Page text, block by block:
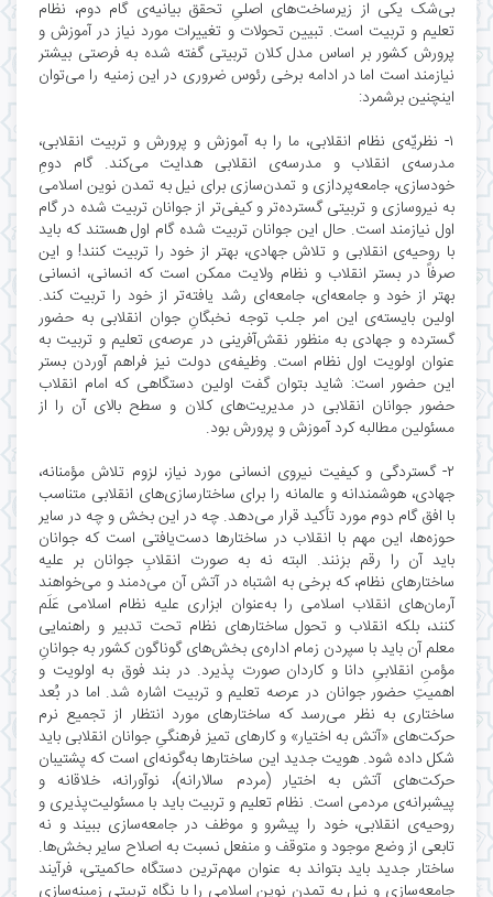
بی‌شک یکی از زیرساخت‌های اصلیِ تحقق بیانیه‌ی گام دوم، نظام
تعلیم و تربیت است. تبیین تحولات و تغییرات مورد نیاز در آموزش و
پرورش کشور بر اساس مدل کلان تربیتی گفته شده به فرصتی بیشتر
نیازمند است اما در ادامه برخی رئوس ضروری در این زمنیه را می‌توان
اینچنین برشمرد:
۱- نظریّه‌ی نظام انقلابی، ما را به آموزش و پرورش و تربیت انقلابی،
مدرسه‌ی انقلاب و مدرسه‌ی انقلابی هدایت می‌کند. گام دومِ
خودسازی، جامعه‌پردازی و تمدن‌سازی برای نیل به تمدن نوین اسلامی
به نیروسازی و تربیتی گسترده‌تر و کیفی‌تر از جوانان تربیت شده در گام
اول نیازمند است. حال این جوانان تربیت شده گام اول هستند که باید
با روحیه‌ی انقلابی و تلاش جهادی، بهتر از خود را تربیت کنند! و این
صرفاً در بستر انقلاب و نظام ولایت ممکن است که انسانی، انسانی
بهتر از خود و جامعه‌ای، جامعه‌ای رشد یافته‌تر از خود را تربیت کند.
اولین بایسته‌ی این امر جلب توجه نخبگانِ جوان انقلابی به حضور
گسترده و جهادی به منظور نقش‌آفرینی در عرصه‌ی تعلیم و تربیت به
عنوان اولویت اول نظام است. وظیفه‌ی دولت نیز فراهم آوردن بستر
این حضور است: شاید بتوان گفت اولین دستگاهی که امام انقلاب
حضور جوانان انقلابی در مدیریت‌های کلان و سطح بالای آن را از
مسئولین مطالبه کرد آموزش و پرورش بود.
۲- گستردگی و کیفیت نیروی انسانی مورد نیاز، لزوم تلاش مؤمنانه،
جهادی، هوشمندانه و عالمانه را برای ساختارسازی‌های انقلابی متناسب
با افق گام دوم مورد تأکید قرار می‌دهد. چه در این بخش و چه در سایر
حوزه‌ها، این مهم با انقلاب‌ در ساختارها دست‌یافتی است که جوانان
باید آن را رقم بزنند. البته نه به صورت انقلابِ جوانان بر علیه
ساختارهای نظام، که برخی به اشتباه در آتش آن می‌دمند و می‌خواهند
آرمان‌های انقلاب اسلامی را به‌عنوان ابزاری علیه نظام اسلامی عَلَم
کنند، بلکه انقلاب و تحول ساختارهای نظام تحت تدبیر و راهنمایی
معلم آن باید با سپردن زمام اداره‌ی بخش‌های گوناگون کشور به جوانانِ
مؤمنِ انقلابیِ دانا و کاردان صورت پذیرد. در بند فوق به اولویت و
اهمیتِ حضور جوانان در عرصه تعلیم و تربیت اشاره شد. اما در بُعد
ساختاری به نظر می‌رسد که ساختارهای مورد انتظار از تجمیع نرم
حرکت‌های «آتش به اختیار» و کارهای تمیز فرهنگیِ جوانان انقلابی باید
شکل داده شود. هویت جدید این ساختارها به‌گونه‌ای است که پشتیبان
حرکت‌های آتش به اختیار (مردم سالارانه)، نوآورانه، خلاقانه و
پیشبرانه‌ی مردمی است. نظام تعلیم و تربیت باید با مسئولیت‌پذیری و
روحیه‌ی انقلابی، خود را پیشرو و موظف در جامعه‌سازی ببیند و نه
تابعی از وضع موجود و متوقف و منفعل نسبت به اصلاح سایر بخش‌ها.
ساختار جدید باید بتواند به عنوان مهم‌ترین دستگاه حاکمیتی، فرآیند